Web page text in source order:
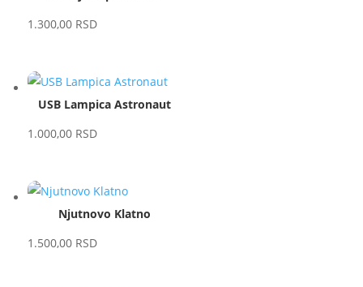
1.300,00 RSD
USB Lampica Astronaut
1.000,00 RSD
Njutnovo Klatno
1.500,00 RSD